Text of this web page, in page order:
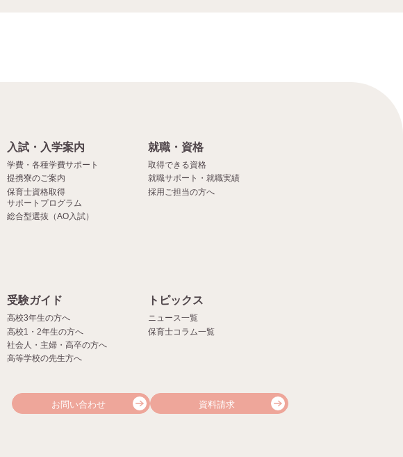
入試・入学案内
学費・各種学費サポート
提携寮のご案内
保育士資格取得
サポートプログラム
総合型選抜（AO入試）
就職・資格
取得できる資格
就職サポート・就職実績
採用ご担当の方へ
受験ガイド
高校3年生の方へ
高校1・2年生の方へ
社会人・主婦・高卒の方へ
高等学校の先生方へ
トピックス
ニュース一覧
保育士コラム一覧
お問い合わせ 資料請求